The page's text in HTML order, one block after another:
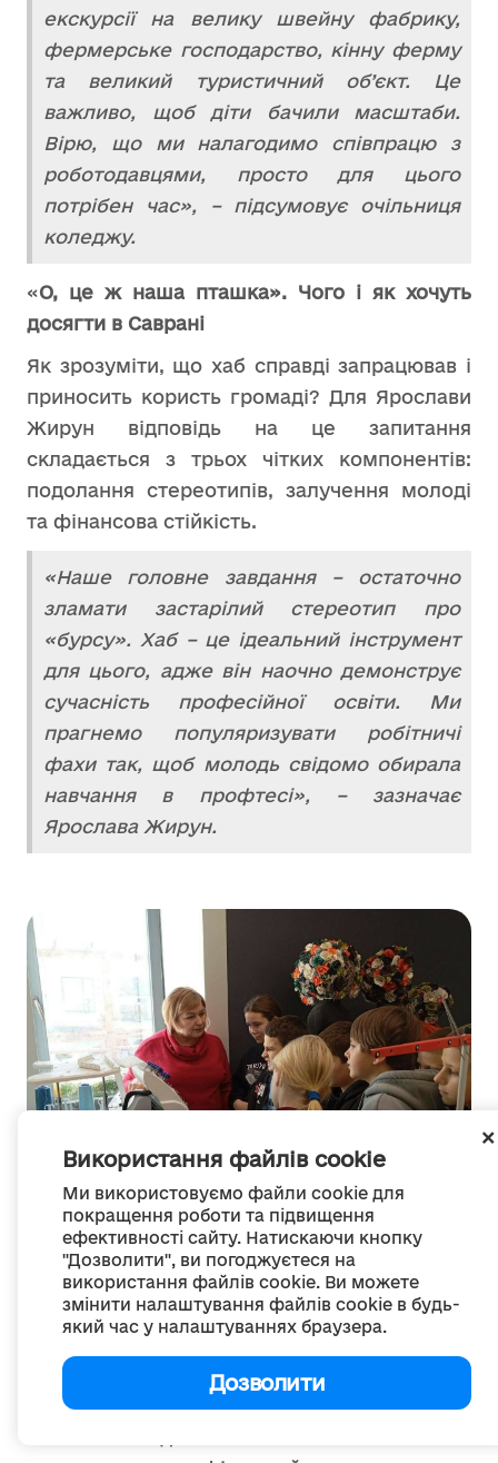
Використання файлів cookie
Ми використовуємо файли cookie для
покращення роботи та підвищення
ефективності сайту. Натискаючи кнопку
"Дозволити", ви погоджуєтеся на
використання файлів cookie. Ви можете
змінити налаштування файлів cookie в будь-
який час у налаштуваннях браузера.
Дозволити
екскурсії на велику швейну фабрику,
фермерське господарство, кінну ферму
та великий туристичний об’єкт. Це
важливо, щоб діти бачили масштаби.
Вірю, що ми налагодимо співпрацю з
роботодавцями, просто для цього
потрібен час», – підсумовує очільниця
коледжу.
«О, це ж наша пташка». Чого і як хочуть
досягти в Саврані
Як зрозуміти, що хаб справді запрацював і
приносить користь громаді? Для Ярослави
Жирун відповідь на це запитання
складається з трьох чітких компонентів:
подолання стереотипів, залучення молоді
та фінансова стійкість.
«Наше головне завдання – остаточно
зламати застарілий стереотип про
«бурсу». Хаб – це ідеальний інструмент
для цього, адже він наочно демонструє
сучасність професійної освіти. Ми
прагнемо популяризувати робітничі
фахи так, щоб молодь свідомо обирала
навчання в профтесі», – зазначає
Ярослава Жирун.
Один із найяскравіших прикладів того, як
хаб завойовує прихильність молоді, став
кейс із брендованими рюкзаками. На очах у
школярів майстри задають програму, і